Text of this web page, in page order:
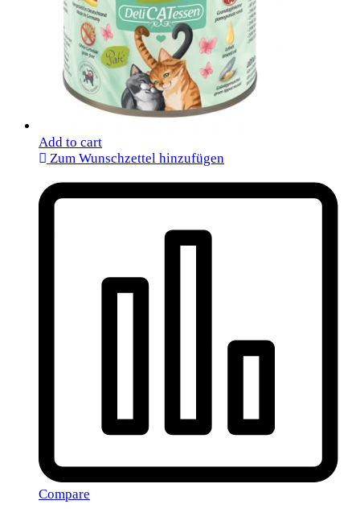
Add to cart
Zum Wunschzettel hinzufügen
Compare